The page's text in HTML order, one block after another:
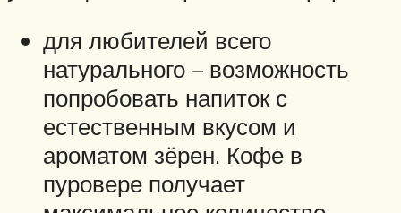
для любителей всего
натурального – возможность
попробовать напиток с
естественным вкусом и
ароматом зёрен. Кофе в
пуровере получает